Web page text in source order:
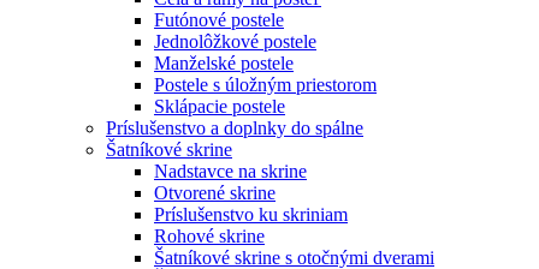
Futónové postele
Jednolôžkové postele
Manželské postele
Postele s úložným priestorom
Sklápacie postele
Príslušenstvo a doplnky do spálne
Šatníkové skrine
Nadstavce na skrine
Otvorené skrine
Príslušenstvo ku skriniam
Rohové skrine
Šatníkové skrine s otočnými dverami